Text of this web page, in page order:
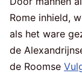
Rome inhield,
als het ware
de
de Roomse